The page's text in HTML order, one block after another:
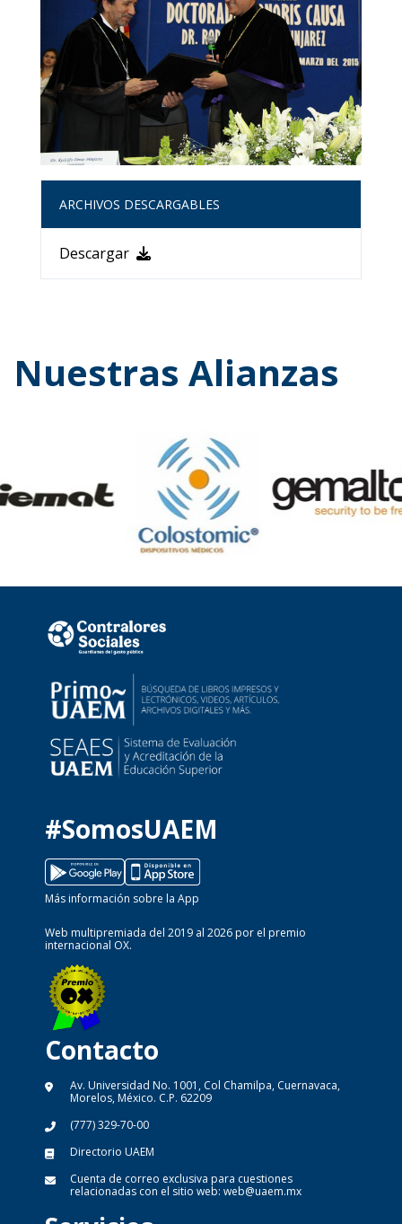
ARCHIVOS DESCARGABLES
Descargar
Nuestras Alianzas
#SomosUAEM
Más información sobre la App
Web multipremiada del 2019 al 2026 por el premio
internacional OX.
Contacto
Av. Universidad No. 1001, Col Chamilpa, Cuernavaca,
Morelos, México. C.P. 62209
(777) 329-70-00
Directorio UAEM
Cuenta de correo exclusiva para cuestiones
relacionadas con el sitio web: web@uaem.mx